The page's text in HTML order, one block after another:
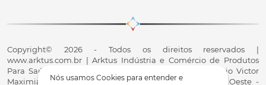
Nós usamos Cookies para entender e
Copyright© 2026 - Todos os direitos reservados |
www.arktus.com.br | Arktus Indústria e Comércio de Produtos
Para Saúde Ltda | CNPJ: 01.417.367/0001-78 | R. Antônio Victor
Maximiano, 107, Parque Industrial II, Santa Tereza do Oeste -